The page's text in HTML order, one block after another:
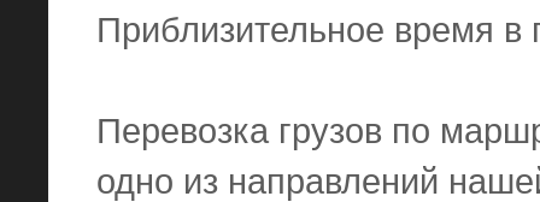
Приблизительное время в
Перевозка грузов по
одно из направлений